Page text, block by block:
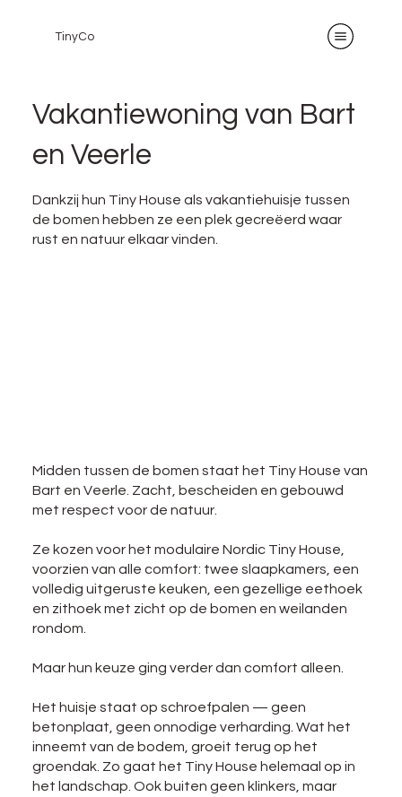
TinyCo
Vakantiewoning van Bart
en Veerle
Dankzij hun Tiny House als vakantiehuisje tussen
de bomen hebben ze een plek gecreëerd waar
rust en natuur elkaar vinden.
Midden tussen de bomen staat het Tiny House van
Bart en Veerle. Zacht, bescheiden en gebouwd
met respect voor de natuur.
Ze kozen voor het modulaire Nordic Tiny House,
voorzien van alle comfort: twee slaapkamers, een
volledig uitgeruste keuken, een gezellige eethoek
en zithoek met zicht op de bomen en weilanden
rondom.
Maar hun keuze ging verder dan comfort alleen.
Het huisje staat op schroefpalen — geen
betonplaat, geen onnodige verharding. Wat het
inneemt van de bodem, groeit terug op het
groendak. Zo gaat het Tiny House helemaal op in
het landschap. Ook buiten geen klinkers, maar